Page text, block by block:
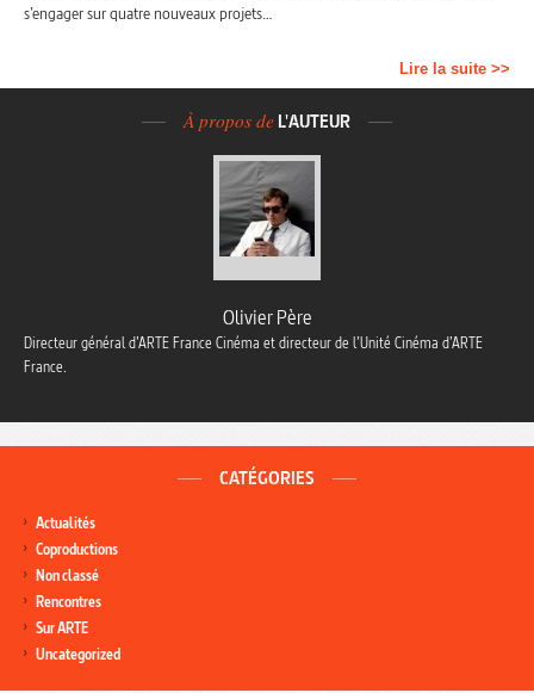
s’engager sur quatre nouveaux projets…
Lire la suite >>
À propos de L'AUTEUR
Olivier Père
Directeur général d’ARTE France Cinéma et directeur de l’Unité Cinéma d’ARTE
France.
CATÉGORIES
Actualités
Coproductions
Non classé
Rencontres
Sur ARTE
Uncategorized